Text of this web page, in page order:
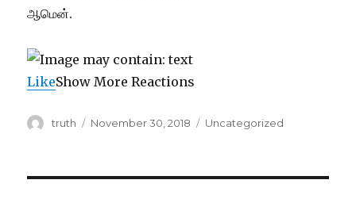
ஆமென்.
LikeShow More Reactions
Author
truth
Posted
November 30, 2018 Categories
Uncategorized